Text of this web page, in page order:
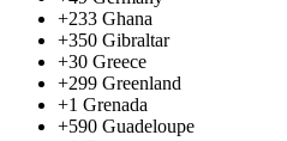
+233 Ghana
+350 Gibraltar
+30 Greece
+299 Greenland
+1 Grenada
+590 Guadeloupe